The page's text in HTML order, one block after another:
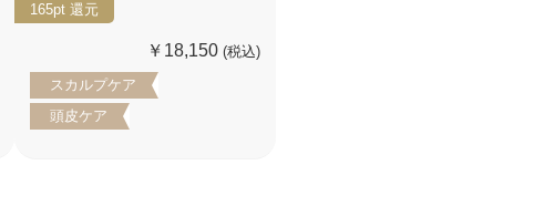
165pt 還元
￥18,150 (税込)
スカルプケア
頭皮ケア